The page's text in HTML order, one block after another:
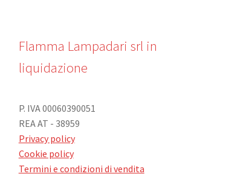
Flamma Lampadari srl in
liquidazione
P. IVA 00060390051
REA AT - 38959
Privacy policy
Cookie policy
Termini e condizioni di vendita